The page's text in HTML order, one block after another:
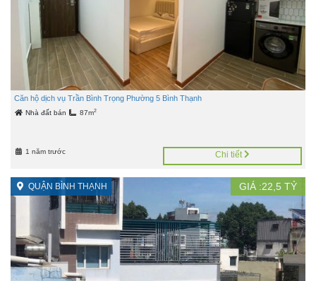
Căn hộ dịch vụ Trần Bình Trọng Phường 5 Bình Thạnh
Nhà đất bán 87m2
1 năm trước Chi tiết
QUẬN BÌNH THẠNH GIÁ :22,5 TỶ